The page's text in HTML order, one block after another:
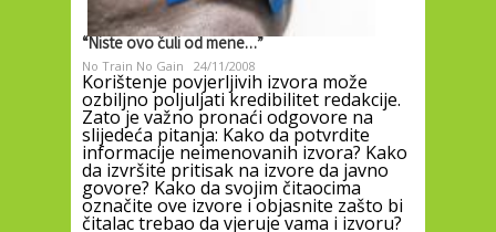
“Niste ovo čuli od mene…”
No Train No Gain 24/11/2008
Korištenje povjerljivih izvora može
ozbiljno poljuljati kredibilitet redakcije.
Zato je važno pronaći odgovore na
slijedeća pitanja: Kako da potvrdite
informacije neimenovanih izvora? Kako
da izvršite pritisak na izvore da javno
govore? Kako da svojim čitaocima
označite ove izvore i objasnite zašto bi
čitalac trebao da vjeruje vama i izvoru?